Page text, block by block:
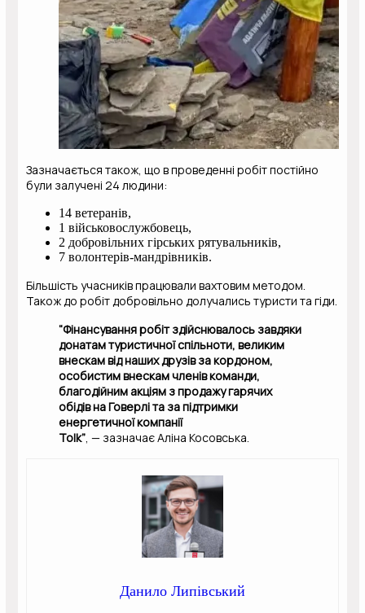
Зазначається також, що в проведенні робіт постійно
були залучені 24 людини:
14 ветеранів,
1 військовослужбовець,
2 добровільних гірських рятувальників,
7 волонтерів-мандрівників.
Більшість учасників працювали вахтовим методом.
Також до робіт добровільно долучались туристи та гіди.
“Фінансування робіт здійснювалось завдяки
донатам туристичної спільноти, великим
внескам від наших друзів за кордоном,
особистим внескам членів команди,
благодійним акціям з продажу гарячих
обідів на Говерлі та за підтримки
енергетичної компанії
Tolk” , — зазначає Аліна Косовська.
Данило Липівський